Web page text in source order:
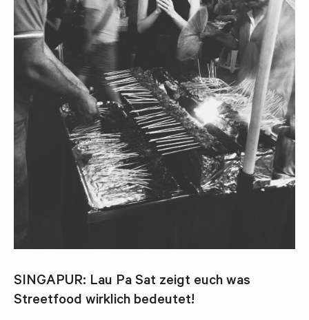
SINGAPUR: Lau Pa Sat zeigt euch was
Streetfood wirklich bedeutet!